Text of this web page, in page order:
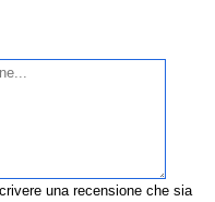
una recensione che sia